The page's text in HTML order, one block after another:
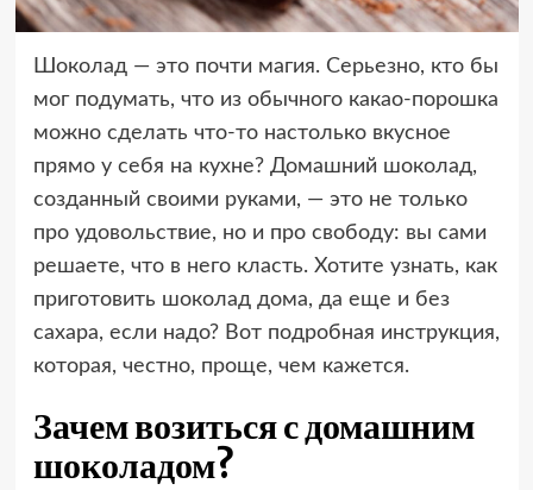
Шоколад — это почти магия. Серьезно, кто бы
мог подумать, что из обычного какао-порошка
можно сделать что-то настолько вкусное
прямо у себя на кухне? Домашний шоколад,
созданный своими руками, — это не только
про удовольствие, но и про свободу: вы сами
решаете, что в него класть. Хотите узнать, как
приготовить шоколад дома, да еще и без
сахара, если надо? Вот подробная инструкция,
которая, честно, проще, чем кажется.
Зачем возиться с домашним
шоколадом?